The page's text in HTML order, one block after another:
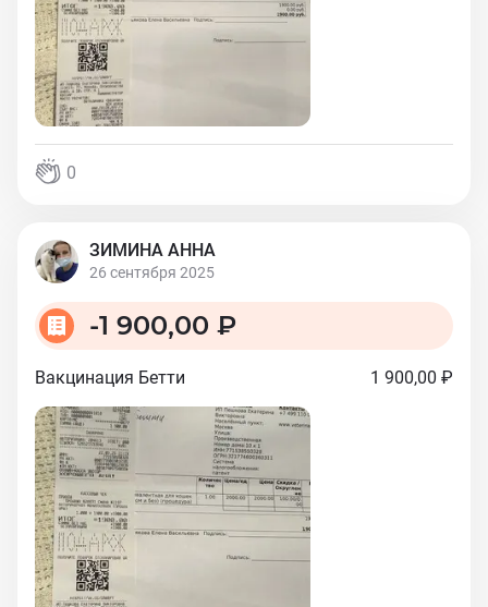
0
ЗИМИНА АННА
26 сентября 2025
-1 900,00 ₽
Вакцинация Бетти 1 900,00 ₽